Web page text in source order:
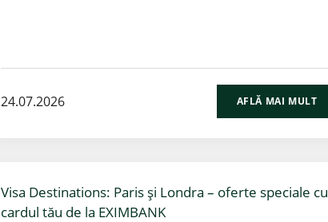
24.07.2026 AFLĂ MAI MULT
Visa Destinations: Paris și Londra – oferte speciale cu
cardul tău de la EXIMBANK